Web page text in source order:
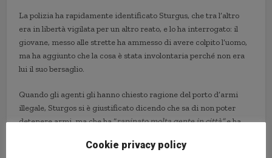
La polizia ha rapidamente identificato Sturgus, che tra l’altro
era in libertà vigilata per un altro reato, e lo ha interrogato: il
giovane, messo alle strette ha ammesso di avere colpito l’uomo,
ma ha aggiunto che la cosa è stata involontaria perché non era
lui il suo bersaglio.
Quando gli agenti gli hanno chiesto ragione del porto d’armi
illegale, Sturgos si è giustificato dicendo che sa di non poter
detenere armi, ma che ha “rapinato molta gente in città”e ha
Cookie privacy policy